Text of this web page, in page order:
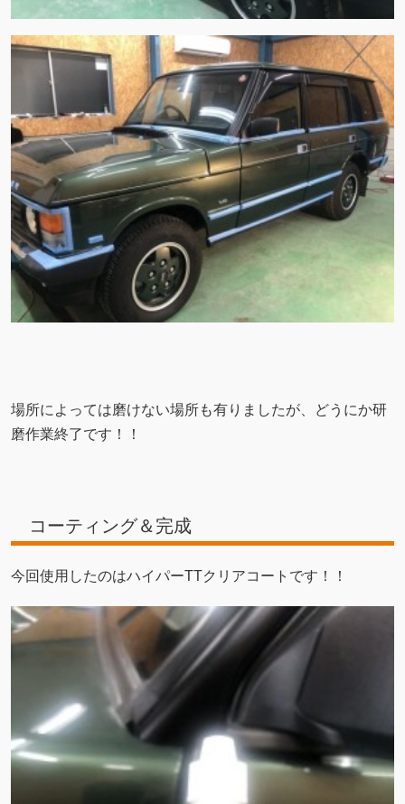
場所によっては磨けない場所も有りましたが、どうにか研
磨作業終了です！！
コーティング＆完成
今回使用したのはハイパーTTクリアコートです！！